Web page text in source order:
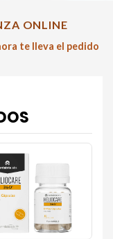
ONLINE
te lleva el pedido